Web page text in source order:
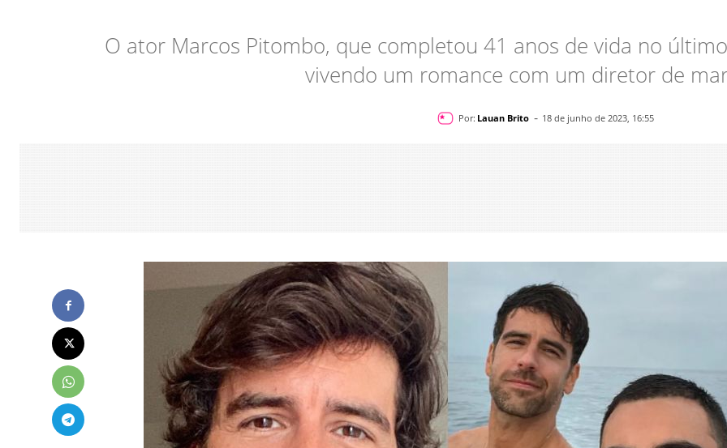
O ator Marcos Pitombo, que completou 41 anos de vida no
vivendo um romance com um diretor de
Por: Lauan Brito - 18 de junho de 2023, 16:55